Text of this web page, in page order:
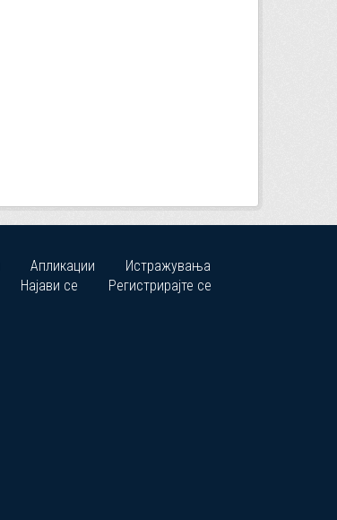
Апликации
Истражувања
Најави се Регистрирајте се